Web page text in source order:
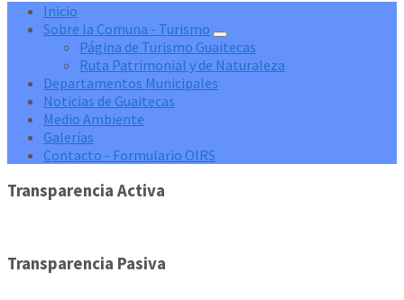
Inicio
Sobre la Comuna - Turismo
Página de Turismo Guaitecas
Ruta Patrimonial y de Naturaleza
Departamentos Municipales
Noticias de Guaitecas
Medio Ambiente
Galerías
Contacto - Formulario OIRS
Transparencia Activa
Transparencia Pasiva